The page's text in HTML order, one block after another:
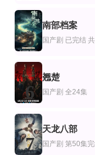
大叔支持我的恋爱(脑内)
北乃绮,アキラ100%,笹森
野林向晚星
李若洵＆陈昕葳
唇膏
三上博史,广末凉子,洼冢
5
南部档案
国产剧 已完结
6
翘楚
国产剧 全24集
7
天龙八部
国产剧 第50集